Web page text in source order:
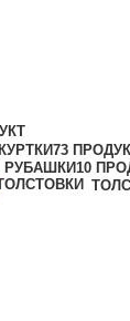
73
РУБАШКИ10